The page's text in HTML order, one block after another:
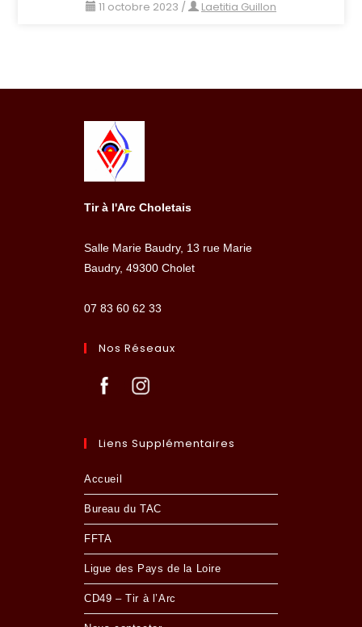
11 octobre 2023 / Laetitia Guillon
Tir à l'Arc Choletais
Salle Marie Baudry, 13 rue Marie
Baudry, 49300 Cholet
07 83 60 62 33
Nos Réseaux
Liens Supplémentaires
Accueil
Bureau du TAC
FFTA
Ligue des Pays de la Loire
CD49 – Tir à l’Arc